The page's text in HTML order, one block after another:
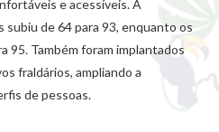
e acessíveis. A
de 64 para 93, enquanto os
95. Também foram implantados
fraldários, ampliando a
de pessoas.